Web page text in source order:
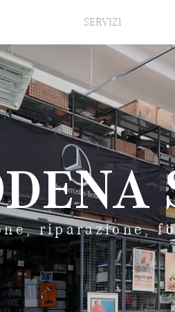
SERVIZI
riparazione,